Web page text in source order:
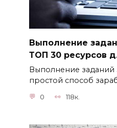
Выполнение
ТОП 30 ресурсов
Выполнение заданий
простой способ
0 118к.